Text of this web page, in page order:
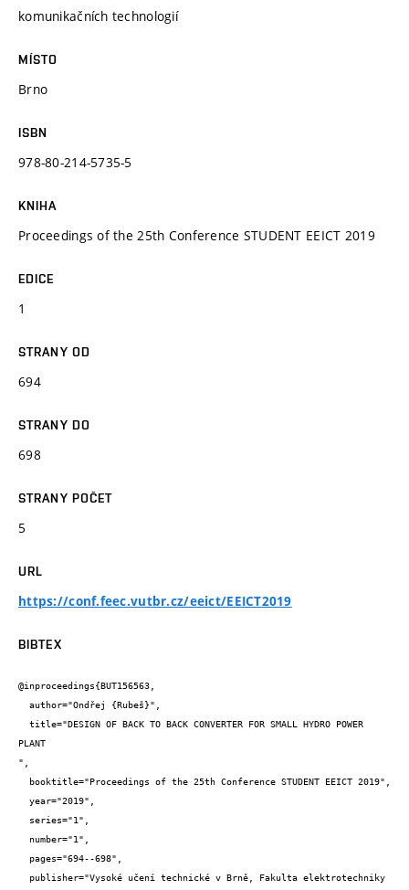
komunikačních technologií
MÍSTO
Brno
ISBN
978-80-214-5735-5
KNIHA
Proceedings of the 25th Conference STUDENT EEICT 2019
EDICE
1
STRANY OD
694
STRANY DO
698
STRANY POČET
5
URL
https://conf.feec.vutbr.cz/eeict/EEICT2019
BIBTEX
@inproceedings{BUT156563,
PLANT
",